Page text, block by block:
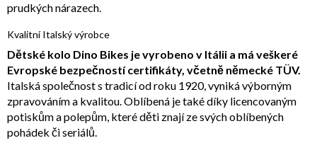
prudkých nárazech.
Kvalitní Italský výrobce
Dětské kolo Dino Bikes je vyrobeno v Itálii a má veškeré
Evropské bezpečností certifikáty, včetně německé TÜV.
Italská společnost s tradicí od roku 1920, vyniká výborným
zpravováním a kvalitou. Oblíbená je také díky licencovaným
potiskům a polepům, které děti znají ze svých oblíbených
pohádek či seriálů.